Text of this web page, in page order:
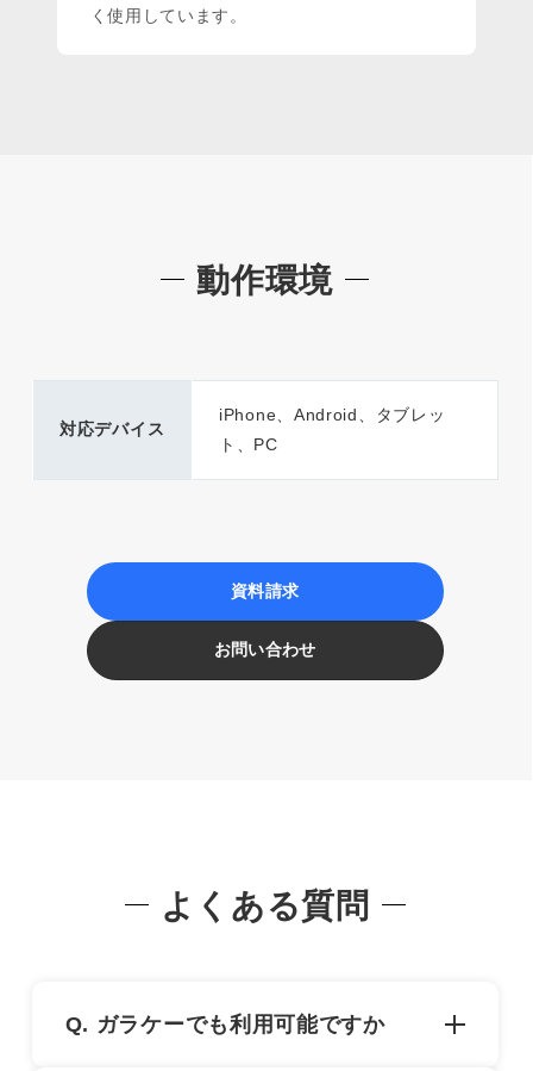
く使用しています。
動作環境
対応デバイス
iPhone、Android、タブレッ
ト、PC
資料請求
お問い合わせ
よくある質問
Q. ガラケーでも利用可能ですか